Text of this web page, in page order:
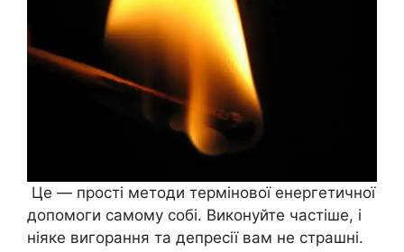
Це — прості методи термінової енергетичної
допомоги самому собі. Виконуйте частіше, і
ніяке вигорання та депресії вам не страшні.